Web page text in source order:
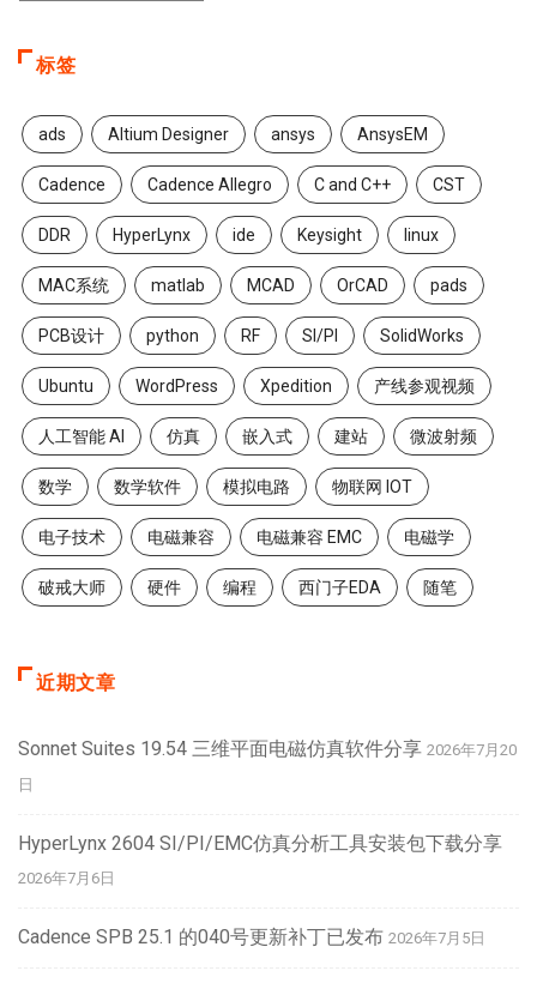
标签
ads Altium Designer ansys AnsysEM
Cadence Cadence Allegro C and C++ CST
DDR HyperLynx ide Keysight linux
MAC系统 matlab MCAD OrCAD pads
PCB设计 python RF SI/PI SolidWorks
Ubuntu WordPress Xpedition 产线参观视频
人工智能 AI 仿真 嵌入式 建站 微波射频
数学 数学软件 模拟电路 物联网 IOT
电子技术 电磁兼容 电磁兼容 EMC 电磁学
破戒大师 硬件 编程 西门子EDA 随笔
近期文章
Sonnet Suites 19.54 三维平面电磁仿真软件分享 2026年7月20
日
HyperLynx 2604 SI/PI/EMC仿真分析工具安装包下载分享
2026年7月6日
Cadence SPB 25.1 的040号更新补丁已发布 2026年7月5日